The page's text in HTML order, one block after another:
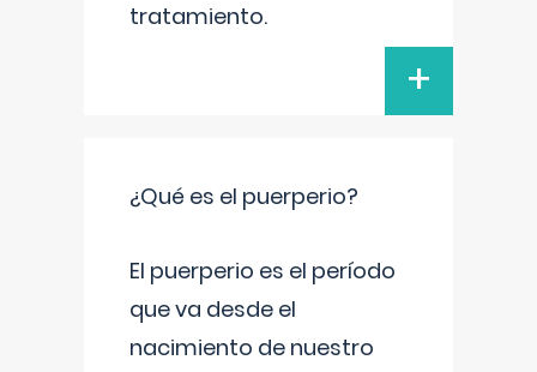
tratamiento.
+
¿Qué es el puerperio?
El puerperio es el período
que va desde el
nacimiento de nuestro